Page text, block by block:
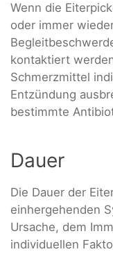
Wenn die
oder immer
kontaktiert
Schmerzmittel
Entzündung
bestimmte
Dauer
Die Dauer der
einhergehenden
Ursache, dem
individuellen